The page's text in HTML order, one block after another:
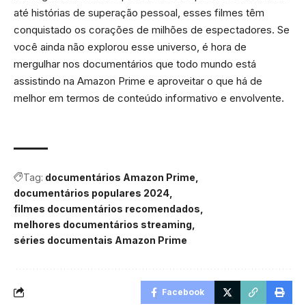
até histórias de superação pessoal, esses filmes têm
conquistado os corações de milhões de espectadores. Se
você ainda não explorou esse universo, é hora de
mergulhar nos documentários que todo mundo está
assistindo na Amazon Prime e aproveitar o que há de
melhor em termos de conteúdo informativo e envolvente.
Tag: documentários Amazon Prime
documentários populares 2024
filmes documentários recomendados
melhores documentários streaming
séries documentais Amazon Prime
Facebook